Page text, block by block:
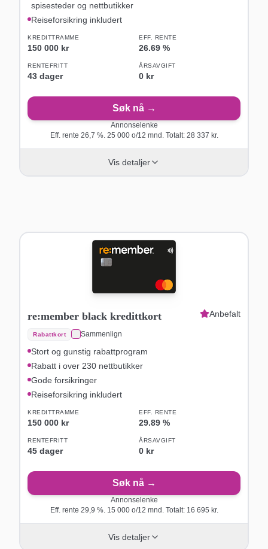
spisesteder og nettbutikker
Reiseforsikring inkludert
KREDITTRAMME
150 000 kr
EFF. RENTE
26.69 %
RENTEFRITT
43 dager
ÅRSAVGIFT
0 kr
Søk nå →
Annonselenke
Eff. rente 26,7 %. 25 000o/12 mnd. Totalt: 28 337 kr.
Vis detaljer
re:member black kredittkort
Rabattkort Sammenlign
Anbefalt
Stort og gunstig rabattprogram
Rabatt i over 230 nettbutikker
Gode forsikringer
Reiseforsikring inkludert
KREDITTRAMME
150 000 kr
EFF. RENTE
29.89 %
RENTEFRITT
45 dager
ÅRSAVGIFT
0 kr
Søk nå →
Annonselenke
Eff. rente 29,9 %. 15 000o/12 mnd. Totalt: 16 695 kr.
Vis detaljer